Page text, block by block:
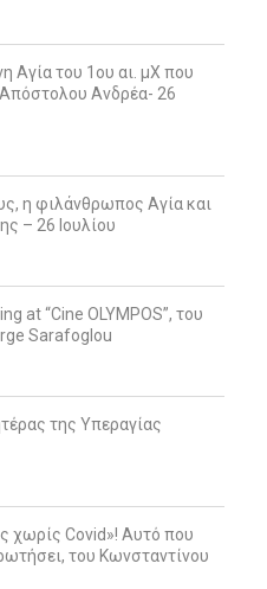
Αγία του 1ου αι. μΧ που
Ανδρέα- 26
η φιλάνθρωπος Αγία και
– 26 Ιουλίου
at “Cine OLYMPOS”, του
Sarafoglou
της Υπεραγίας
χωρίς Covid»! Αυτό που
του Κωνσταντίνου